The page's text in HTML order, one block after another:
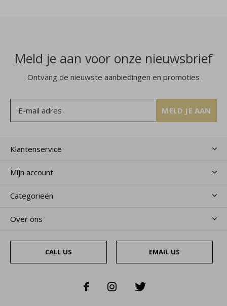
Meld je aan voor onze nieuwsbrief
Ontvang de nieuwste aanbiedingen en promoties
MELD JE AAN
Klantenservice
Mijn account
Categorieën
Over ons
CALL US EMAIL US